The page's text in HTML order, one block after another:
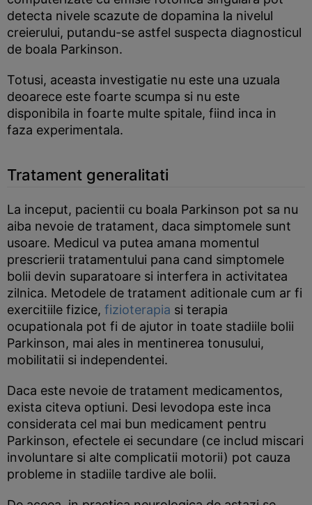
detecta nivele scazute de dopamina la nivelul
creierului, putandu-se astfel suspecta diagnosticul
de boala Parkinson.
Totusi, aceasta investigatie nu este una uzuala
deoarece este foarte scumpa si nu este
disponibila in foarte multe spitale, fiind inca in
faza experimentala.
Tratament generalitati
La inceput, pacientii cu boala Parkinson pot sa nu
aiba nevoie de tratament, daca simptomele sunt
usoare. Medicul va putea amana momentul
prescrierii tratamentului pana cand simptomele
bolii devin suparatoare si interfera in activitatea
zilnica. Metodele de tratament aditionale cum ar fi
exercitiile fizice, fizioterapia si terapia
ocupationala pot fi de ajutor in toate stadiile bolii
Parkinson, mai ales in mentinerea tonusului,
mobilitatii si independentei.
Daca este nevoie de tratament medicamentos,
exista citeva optiuni. Desi levodopa este inca
considerata cel mai bun medicament pentru
Parkinson, efectele ei secundare (ce includ miscari
involuntare si alte complicatii motorii) pot cauza
probleme in stadiile tardive ale bolii.